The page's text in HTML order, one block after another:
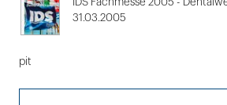
2
31.03.2005
pit